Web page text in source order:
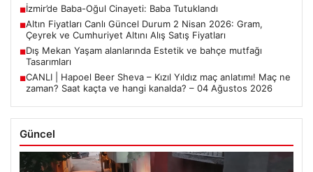
■İzmir’de Baba-Oğul Cinayeti: Baba Tutuklandı
■Altın Fiyatları Canlı Güncel Durum 2 Nisan 2026: Gram,
Çeyrek ve Cumhuriyet Altını Alış Satış Fiyatları
■Dış Mekan Yaşam alanlarında Estetik ve bahçe mutfağı
Tasarımları
■CANLI | Hapoel Beer Sheva – Kızıl Yıldız maç anlatımı! Maç ne
zaman? Saat kaçta ve hangi kanalda? – 04 Ağustos 2026
Güncel